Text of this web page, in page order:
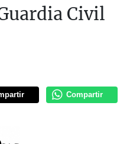
Civil
Compartir